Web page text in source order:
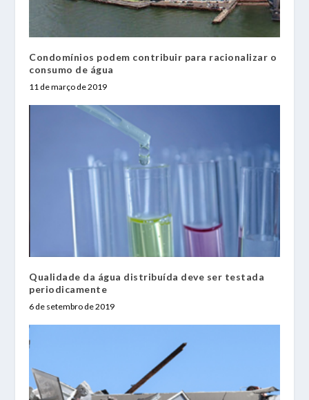
Condomínios podem contribuir para racionalizar o
consumo de água
11 de março de 2019
Qualidade da água distribuída deve ser testada
periodicamente
6 de setembro de 2019